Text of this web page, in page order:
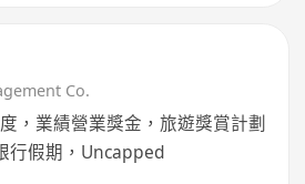
Co.
，業績營業獎金，旅遊獎賞計劃
行假期，Uncapped